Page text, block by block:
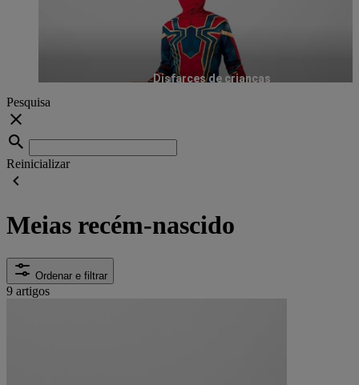
Disfarces de crianças
Pesquisa
Reinicializar
Meias recém-nascido
Ordenar e filtrar
9 artigos